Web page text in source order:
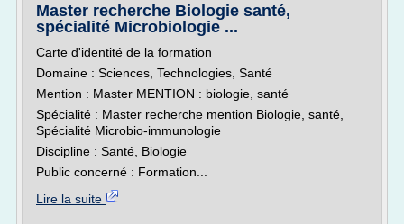
Master recherche Biologie santé,
spécialité Microbiologie ...
Carte d'identité de la formation
Domaine : Sciences, Technologies, Santé
Mention : Master MENTION : biologie, santé
Spécialité : Master recherche mention Biologie, santé,
Spécialité Microbio-immunologie
Discipline : Santé, Biologie
Public concerné : Formation...
Lire la suite